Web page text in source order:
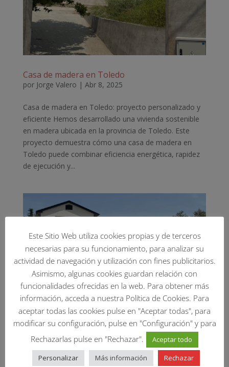
Casa de madera en Toledo
por Jorge Valero | Abr 8, 2025
Casa de madera en Toledo: proyecto personalizado y
eficiente Hemos desarrollado una vivienda sostenible
en madera ubicada en la provincia de Toledo. Este
proyecto demuestra cómo una casa de madera en
Toledo puede combinar eficiencia energética, rapidez
de ejecución y...
Casa de madera en Segovia
porJorge Valero|Ene 7, 2024
Estamos construyendo una nueva casa de madera en
Este Sitio Web utiliza cookies propias y de terceros
necesarias para su funcionamiento, para analizar su
actividad de navegación y utilización con fines publicitarios.
Asimismo, algunas cookies guardan relación con
funcionalidades ofrecidas en la web. Para obtener más
información, acceda a nuestra Política de Cookies. Para
aceptar todas las cookies pulse en "Aceptar todas", para
modificar su configuración, pulse en "Configuración" y para
Rechazarlas pulse en "Rechazar".
Aceptar todo
Personalizar
Más información Rechazar